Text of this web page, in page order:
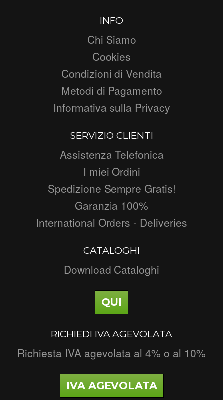
INFO
Chi Siamo
Cookies
Condizioni di Vendita
Metodi di Pagamento
Informativa sulla Privacy
SERVIZIO CLIENTI
Assistenza Telefonica
I miei Ordini
Spedizione Sempre Gratis!
Garanzia 100%
International Orders - Deliveries
CATALOGHI
Download Cataloghi
QUI
RICHIEDI IVA AGEVOLATA
Richiesta IVA agevolata al 4% o al 10%
IVA AGEVOLATA